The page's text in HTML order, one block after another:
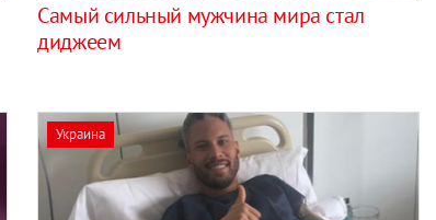
Самый сильный мужчина мира стал
диджеем
Украина